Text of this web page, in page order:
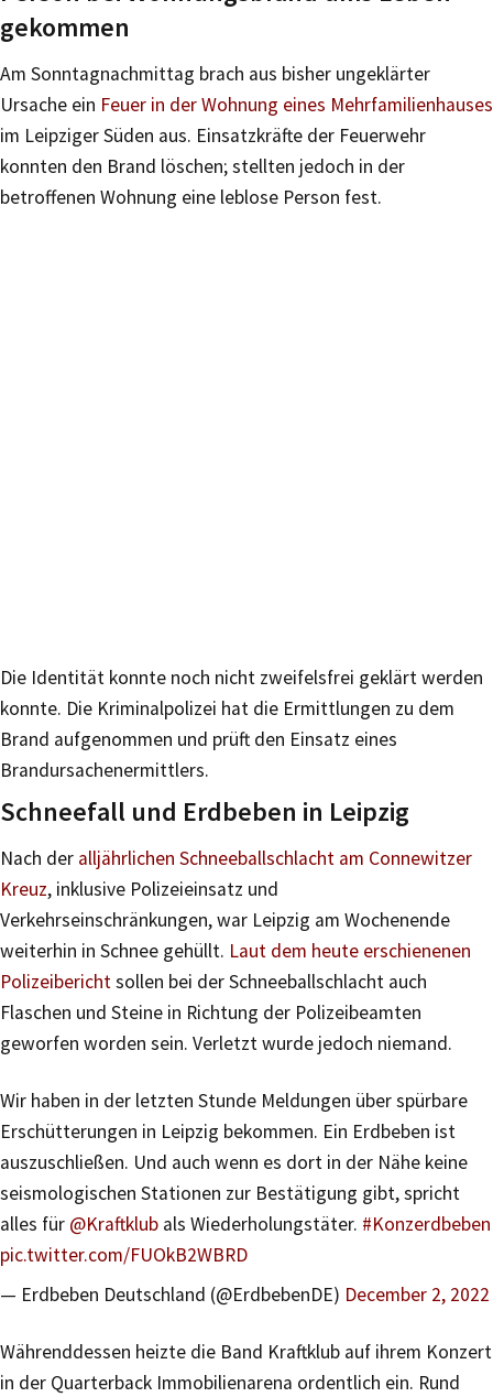
gekommen
Am Sonntagnachmittag brach aus bisher ungeklärter
Ursache ein Feuer in der Wohnung eines Mehrfamilienhauses
im Leipziger Süden aus. Einsatzkräfte der Feuerwehr
konnten den Brand löschen; stellten jedoch in der
betroffenen Wohnung eine leblose Person fest.
Die Identität konnte noch nicht zweifelsfrei geklärt werden
konnte. Die Kriminalpolizei hat die Ermittlungen zu dem
Brand aufgenommen und prüft den Einsatz eines
Brandursachenermittlers.
Schneefall und Erdbeben in Leipzig
Nach der alljährlichen Schneeballschlacht am Connewitzer
Kreuz, inklusive Polizeieinsatz und
Verkehrseinschränkungen, war Leipzig am Wochenende
weiterhin in Schnee gehüllt. Laut dem heute erschienenen
Polizeiberichtsollen bei der Schneeballschlacht auch
Flaschen und Steine in Richtung der Polizeibeamten
geworfen worden sein. Verletzt wurde jedoch niemand.
Wir haben in der letzten Stunde Meldungen über spürbare
Erschütterungen in Leipzig bekommen. Ein Erdbeben ist
auszuschließen. Und auch wenn es dort in der Nähe keine
seismologischen Stationen zur Bestätigung gibt, spricht
alles für @Kraftklub als Wiederholungstäter. #Konzerdbeben
pic.twitter.com/FUOkB2WBRD
— Erdbeben Deutschland (@ErdbebenDE) December 2, 2022
Währenddessen heizte die Band Kraftklub auf ihrem Konzert
in der Quarterback Immobilienarena ordentlich ein. Rund